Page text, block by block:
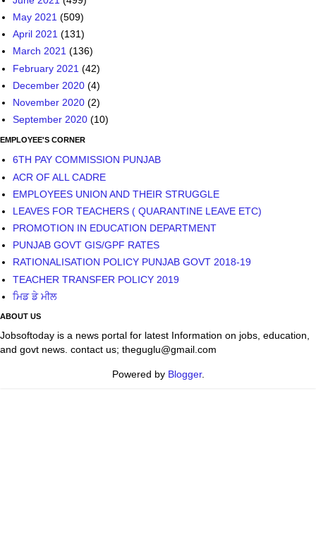
May 2021 (509)
April 2021 (131)
March 2021 (136)
February 2021 (42)
December 2020 (4)
November 2020 (2)
September 2020 (10)
EMPLOYEE'S CORNER
6TH PAY COMMISSION PUNJAB
ACR OF ALL CADRE
EMPLOYEES UNION AND THEIR STRUGGLE
LEAVES FOR TEACHERS ( QUARANTINE LEAVE ETC)
PROMOTION IN EDUCATION DEPARTMENT
PUNJAB GOVT GIS/GPF RATES
RATIONALISATION POLICY PUNJAB GOVT 2018-19
TEACHER TRANSFER POLICY 2019
ਮਿਡ ਡੇ ਮੀਲ
ABOUT US
Jobsoftoday is a news portal for latest Information on jobs, education,
and govt news. contact us; theguglu@gmail.com
Powered by Blogger.